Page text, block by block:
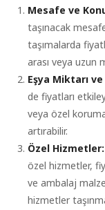
Mesafe ve
taşınacak
taşımalarda
arası veya uzun
Eşya Miktarı
de fiyatları
veya özel
artırabilir.
Özel Hizmetler:
özel hizmetler,
ve ambalaj
hizmetler